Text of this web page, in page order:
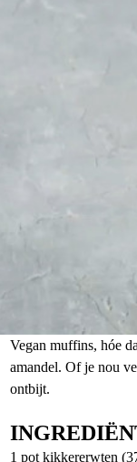
Vegan muffins, hóe
amandel. Of je nou
ontbijt.
1 pot kikkererwten